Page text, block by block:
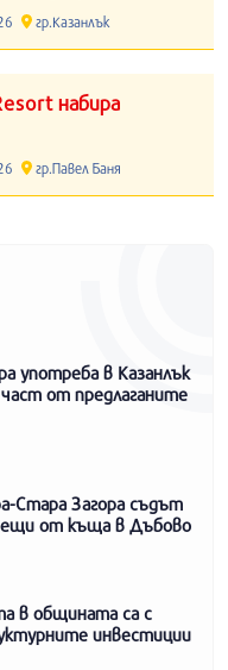
гр.Казанлък
набира
гр.Павел Баня
употреба в Казанлък
от предлаганите
Стара Загора съдът
от къща в Дъбово
в общината са с
инвестиции